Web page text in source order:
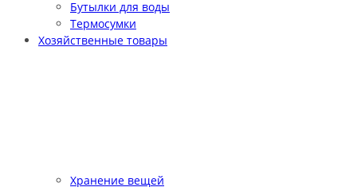
Бутылки для воды
Термосумки
Хозяйственные товары
Хранение вещей